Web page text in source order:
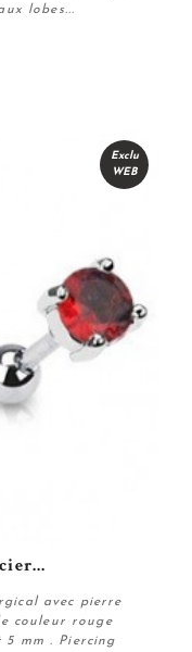
lobes...
Exclu
WEB
avec pierre
couleur rouge
mm . Piercing